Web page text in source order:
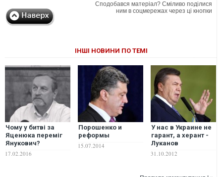
Сподобався матеріал? Сміливо поділися
ним в соцмережах через ці кнопки
ІНШІ НОВИНИ ПО ТЕМІ
Чому у битві за
Яценюка переміг
Янукович?
17.02.2016
Порошенко и
реформы
15.07.2014
У нас в Украине не
гарант, а херант -
Луканов
31.10.2012